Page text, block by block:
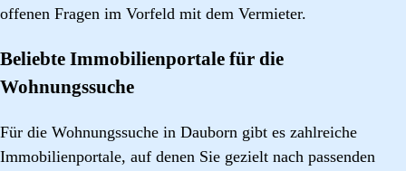
offenen Fragen im Vorfeld mit dem Vermieter.
Beliebte Immobilienportale für die
Wohnungssuche
Für die Wohnungssuche in Dauborn gibt es zahlreiche
Immobilienportale, auf denen Sie gezielt nach passenden